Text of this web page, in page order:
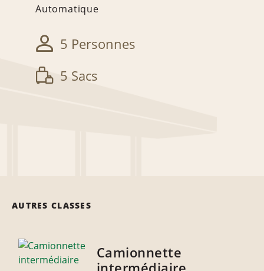
Automatique
5 Personnes
5 Sacs
AUTRES CLASSES
Camionnette